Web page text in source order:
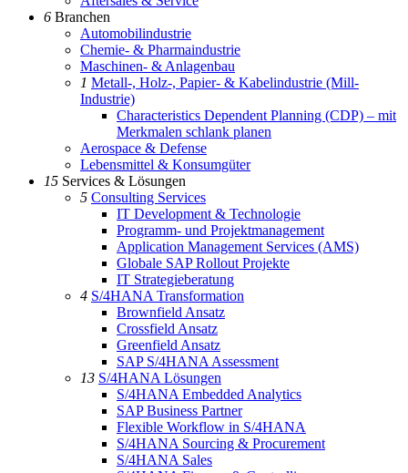
6 Branchen
Automobilindustrie
Chemie- & Pharmaindustrie
Maschinen- & Anlagenbau
1 Metall-, Holz-, Papier- & Kabelindustrie (Mill-
Industrie)
Characteristics Dependent Planning (CDP) – mit
Merkmalen schlank planen
Aerospace & Defense
Lebensmittel & Konsumgüter
15 Services & Lösungen
5 Consulting Services
IT Development & Technologie
Programm- und Projektmanagement
Application Management Services (AMS)
Globale SAP Rollout Projekte
IT Strategieberatung
4 S/4HANA Transformation
Brownfield Ansatz
Crossfield Ansatz
Greenfield Ansatz
SAP S/4HANA Assessment
13 S/4HANA Lösungen
S/4HANA Embedded Analytics
SAP Business Partner
Flexible Workflow in S/4HANA
S/4HANA Sourcing & Procurement
S/4HANA Sales